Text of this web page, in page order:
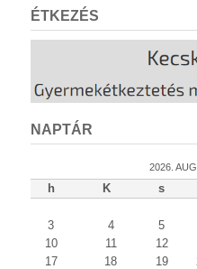
ÉTKEZÉS
NAPTÁR
2026.
h K s
3
4 5
10
11 12
17
18 19